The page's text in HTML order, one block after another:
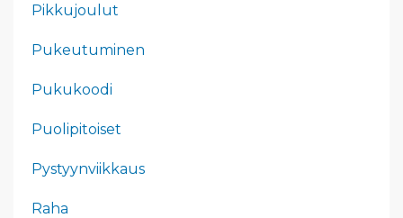
Pikkujoulut
Pukeutuminen
Pukukoodi
Puolipitoiset
Pystyynviikkaus
Raha